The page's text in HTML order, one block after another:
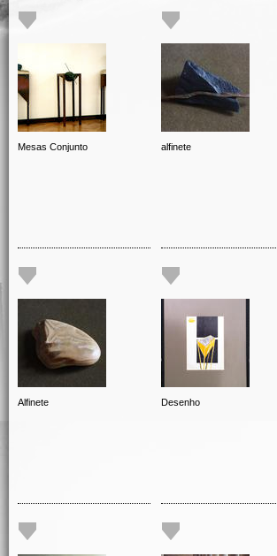
Mesas Conjunto alfinete
Alfinete Desenho